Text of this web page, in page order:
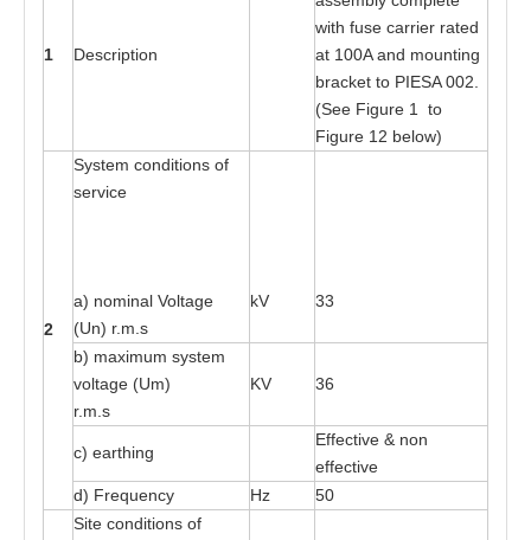
1 Description
with fuse carrier rated
at 100Aand mounting
bracket to PIESA 002
(See Figure 1 to
Figure 12 below)
2
System conditions of
service
a) nominal Voltage
(Un) r. m .s
kV 33
b) maximum system
voltage (Um)
r. m s
KV 36
c) earthing
Effective & non
effective
d) Frequency Hz 50
Site conditions of